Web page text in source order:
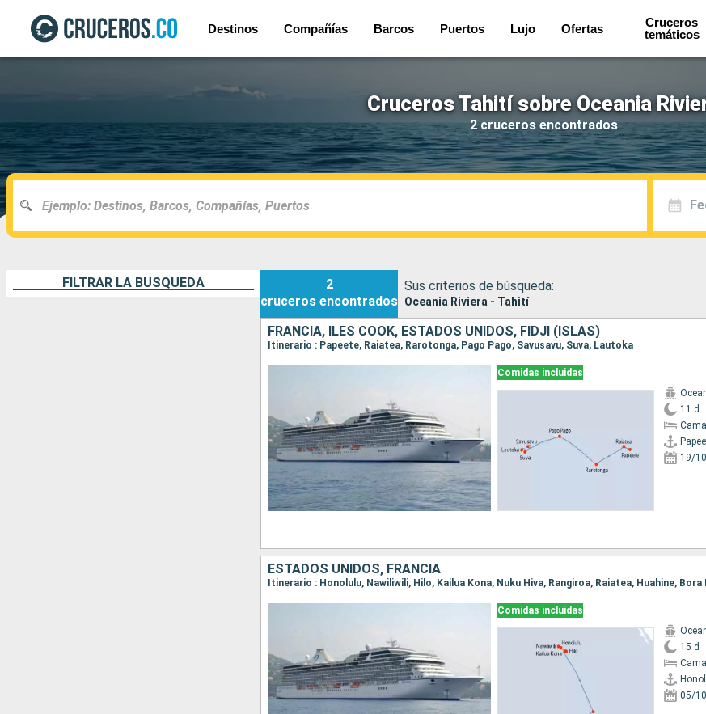
Destinos Compañías Barcos Puertos Lujo Ofertas
Cruceros
temáticos
Cruceros Tahití sobre Oceania
2 cruceros encontrados
FILTRAR LA BÚSQUEDA
2
cruceros encontrados
Sus criterios de búsqueda:
Oceania Riviera - Tahití
FRANCIA, ILES COOK, ESTADOS UNIDOS, FIDJI (ISLAS)
Itinerario : Papeete, Raiatea, Rarotonga, Pago Pago, Savusavu, Suva, Lautoka
Comidas incluidas
11 d
19/
ESTADOS UNIDOS, FRANCIA
Itinerario : Honolulu, Nawiliwili, Hilo, Kailua Kona, Nuku Hiva, Rangiroa, Raiatea, Huahine,
Comidas incluidas
15 d
05/